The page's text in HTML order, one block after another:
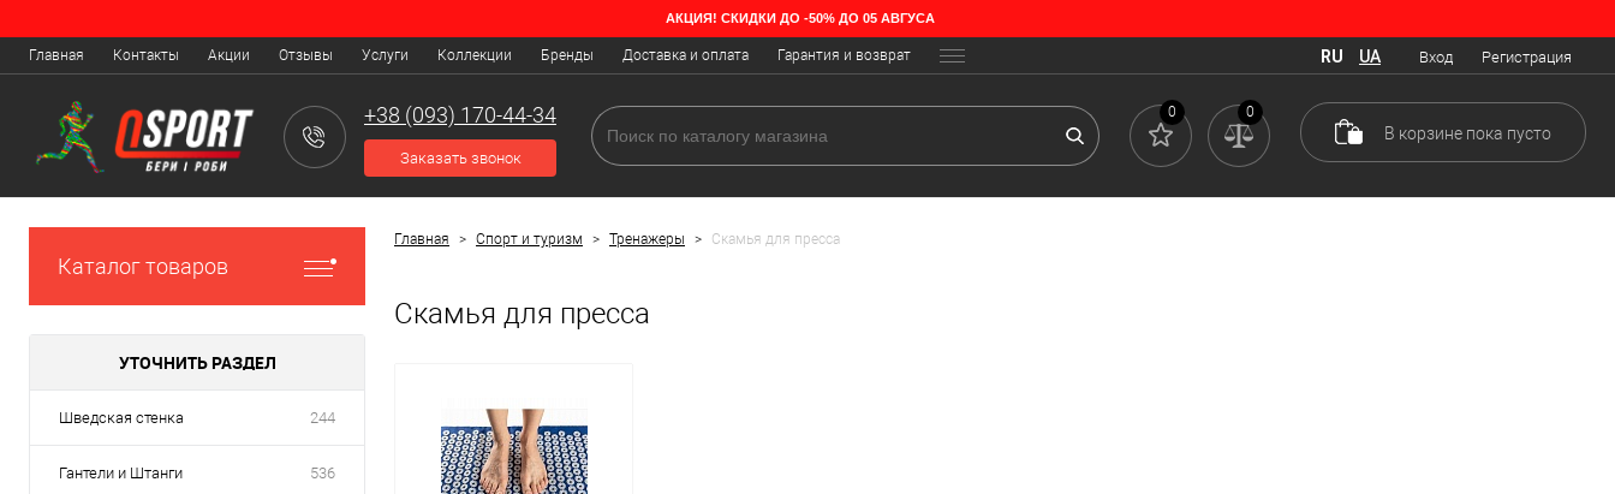
АКЦИЯ! СКИДКИ ДО -50% ДО 05 АВГУСА
Главная Контакты Акции Отзывы Услуги Коллекции Бренды Доставка и оплата Гарантия и возврат Вход Регистрация
RU UA
+38 (093) 170-44-34
Заказать звонок
0 0
В корзине пока пусто
Каталог товаров
УТОЧНИТЬ РАЗДЕЛ
Шведская стенка 244
Гантели и Штанги 536
Главная > Спорт и туризм > Тренажеры > Скамья для пресса
Скамья для пресса